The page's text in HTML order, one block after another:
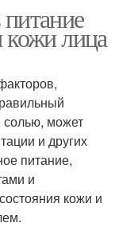
кожи лица
солью, может
и других
питание,
и
кожи и